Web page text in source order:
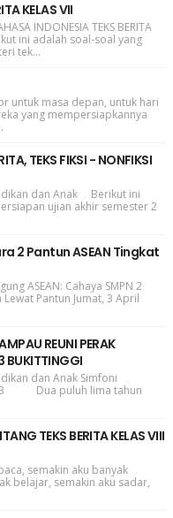
KELAS VII
INDONESIA TEKS BERITA
ini adalah soal-soal yang
tek...
untuk masa depan, untuk hari
yang mempersiapkannya
TEKS FIKSI - NONFIKSI
dan Anak Berikut ini
ujian akhir semester 2
2 Pantun ASEAN Tingkat
ASEAN: Cahaya SMPN 2
Pantun Jumat, 3 April
REUNI PERAK
BUKITTINGGI
dan Anak Simfoni
3 Dua puluh lima tahun
TEKS BERITA KELAS VIII
semakin aku banyak
belajar, semakin aku sadar,